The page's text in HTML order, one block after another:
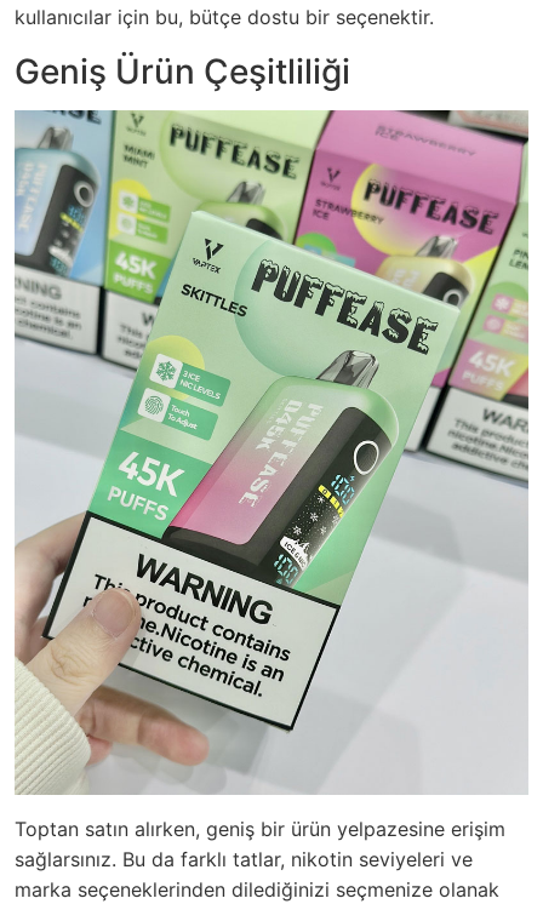
kullanıcılar için bu, bütçe dostu bir seçenektir.
Geniş Ürün Çeşitliliği
Toptan satın alırken, geniş bir ürün yelpazesine erişim
sağlarsınız. Bu da farklı tatlar, nikotin seviyeleri ve
marka seçeneklerinden dilediğinizi seçmenize olanak